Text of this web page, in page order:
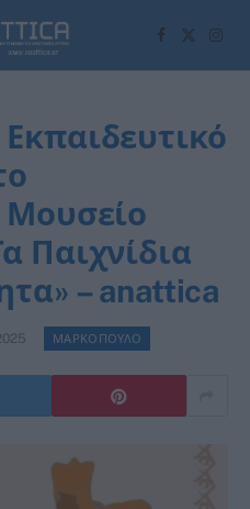
Facebook
X
(Twitter)
Μουσείο
Παιχνίδια
– anattica
ΜΑΡΚΟΠΟΥΛΟ